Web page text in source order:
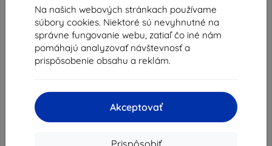
Na našich webových stránkach používame
súbory cookies. Niektoré sú nevyhnutné na
správne fungovanie webu, zatiaľ čo iné nám
pomáhajú analyzovať návštevnosť a
prispôsobenie obsahu a reklám.
Akceptovať
Prispôsobiť
z celkom3.